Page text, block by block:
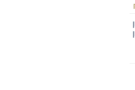
המחיר
הוא:
₪1,149.00.